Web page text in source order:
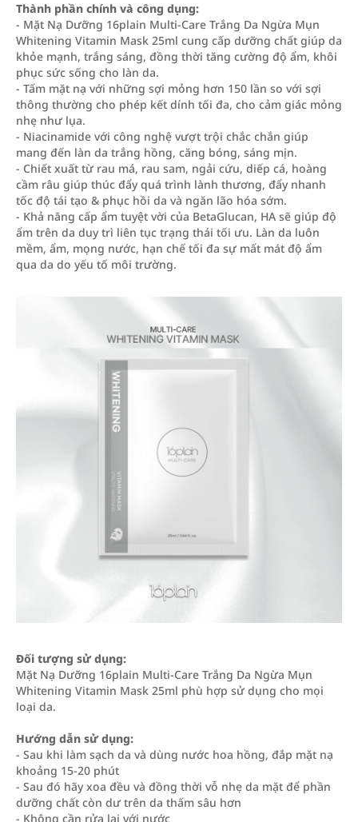
Thành phần chính và công dụng:
- Mặt Nạ Dưỡng 16plain Multi-Care Trắng Da Ngừa Mụn
Whitening Vitamin Mask 25ml cung cấp dưỡng chất giúp da
khỏe mạnh, trắng sáng, đồng thời tăng cường độ ẩm, khôi
phục sức sống cho làn da.
- Tấm mặt nạ với những sợi mỏng hơn 150 lần so với sợi
thông thường cho phép kết dính tối đa, cho cảm giác mỏng
nhẹ như lụa.
- Niacinamide với công nghệ vượt trội chắc chắn giúp
mang đến làn da trắng hồng, căng bóng, sáng mịn.
- Chiết xuất từ rau má, rau sam, ngải cứu, diếp cá, hoàng
cầm râu giúp thúc đẩy quá trình lành thương, đẩy nhanh
tốc độ tái tạo & phục hồi da và ngăn lão hóa sớm.
- Khả năng cấp ẩm tuyệt vời của BetaGlucan, HA sẽ giúp độ
ẩm trên da duy trì liên tục trạng thái tối ưu. Làn da luôn
mềm, ẩm, mọng nước, hạn chế tối đa sự mất mát độ ẩm
qua da do yếu tố môi trường.
Đối tượng sử dụng:
Mặt Nạ Dưỡng 16plain Multi-Care Trắng Da Ngừa Mụn
Whitening Vitamin Mask 25ml phù hợp sử dụng cho mọi
loại da.
Hướng dẫn sử dụng:
- Sau khi làm sạch da và dùng nước hoa hồng, đắp mặt nạ
khoảng 15-20 phút
- Sau đó hãy xoa đều và đồng thời vỗ nhẹ da mặt để phần
dưỡng chất còn dư trên da thấm sâu hơn
- Không cần rửa lại với nước